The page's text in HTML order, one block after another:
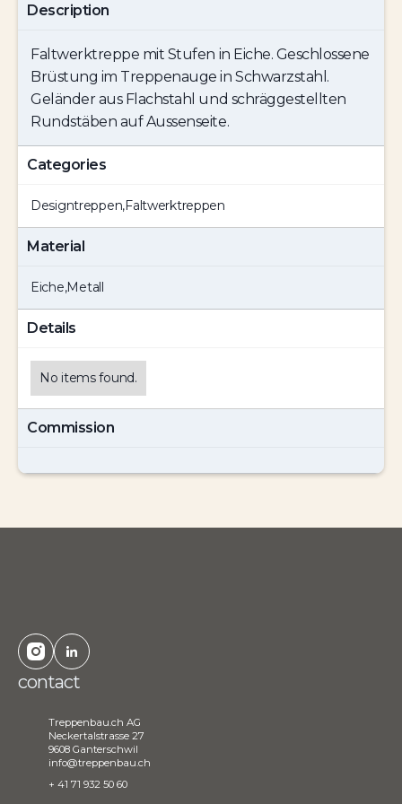
Description
Faltwerktreppe mit Stufen in Eiche. Geschlossene
Brüstung im Treppenauge in Schwarzstahl.
Geländer aus Flachstahl und schräggestellten
Rundstäben auf Aussenseite.
Categories
Designtreppen,Faltwerktreppen
Material
Eiche,Metall
Details
No items found.
Commission
contact
Treppenbau.ch AG
Neckertalstrasse 27
9608 Ganterschwil
info@treppenbau.ch
+ 41 71 932 50 60